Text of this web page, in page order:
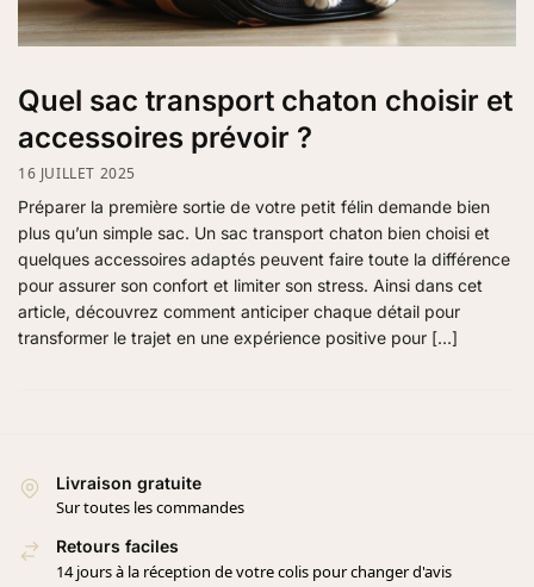
Quel sac transport chaton choisir et
accessoires prévoir ?
16 JUILLET 2025
Préparer la première sortie de votre petit félin demande bien
plus qu’un simple sac. Un sac transport chaton bien choisi et
quelques accessoires adaptés peuvent faire toute la différence
pour assurer son confort et limiter son stress. Ainsi dans cet
article, découvrez comment anticiper chaque détail pour
transformer le trajet en une expérience positive pour […]
Livraison gratuite
Sur toutes les commandes
Retours faciles
14 jours à la réception de votre colis pour changer d'avis